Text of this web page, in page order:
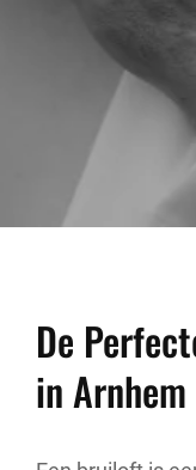
De
in Arnhem